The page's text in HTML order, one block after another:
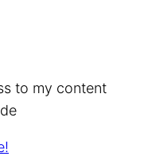
to my content